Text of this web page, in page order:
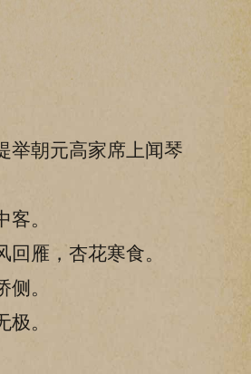
朝元高家席上闻琴
。
雁，杏花寒食。
。
。